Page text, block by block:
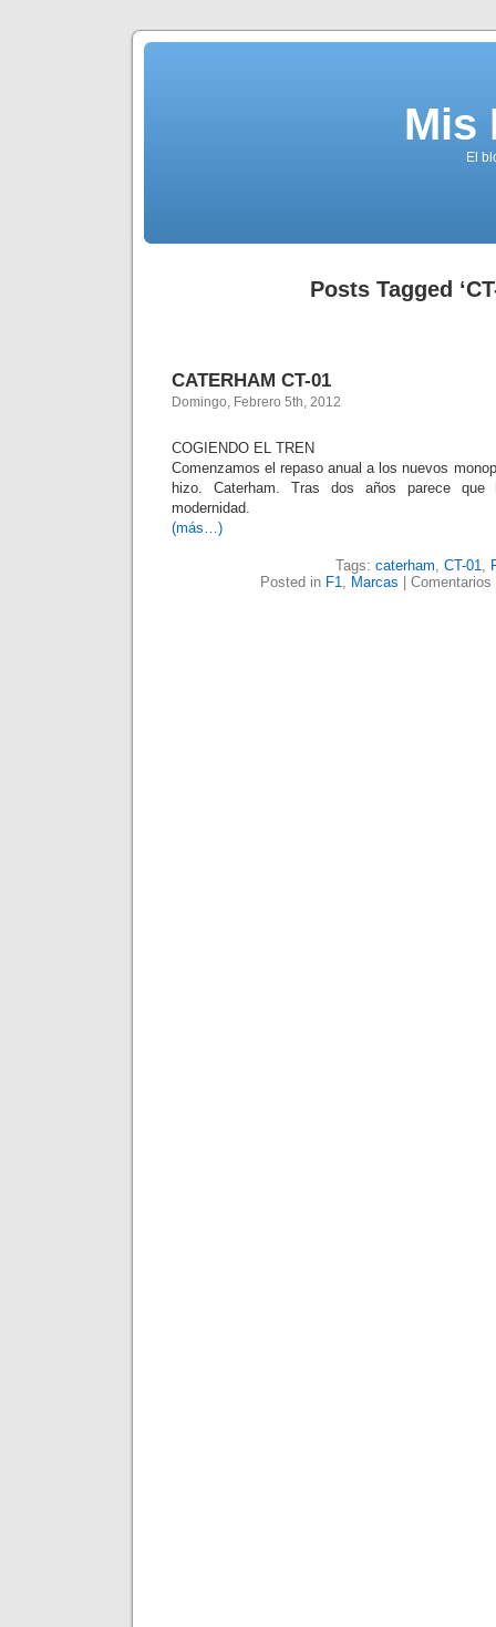
Mis
El
Posts Tagged
CATERHAM CT-01
Domingo, Febrero 5th, 2012
COGIENDO EL TREN
Comenzamos el repaso anual a los nuevos
hizo. Caterham. Tras dos años parece
modernidad.
(más…)
Tags: caterham, CT-01,
Posted in F1, Marcas